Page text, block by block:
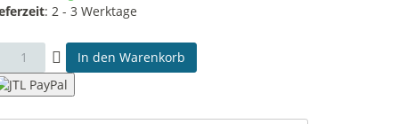
: 2 - 3 Werktage
In den Warenkorb